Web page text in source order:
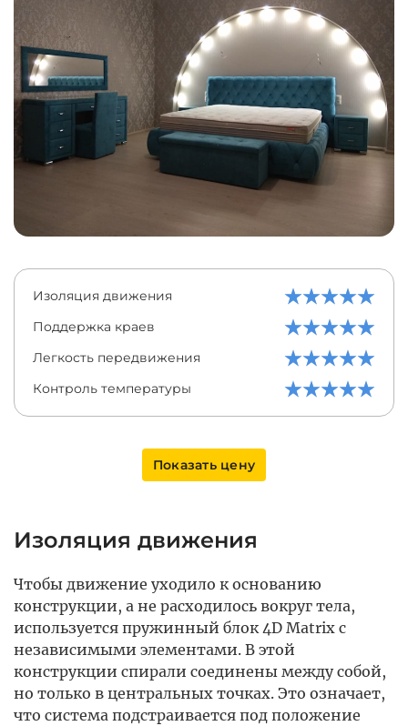
Изоляция движения
Поддержка краев
Легкость передвижения
Контроль температуры
Показать цену
Изоляция движения
Чтобы движение уходило к основанию
конструкции, а не расходилось вокруг тела,
используется пружинный блок 4D Matrix с
независимыми элементами. В этой
конструкции спирали соединены между собой,
но только в центральных точках. Это означает,
что система подстраивается под положение